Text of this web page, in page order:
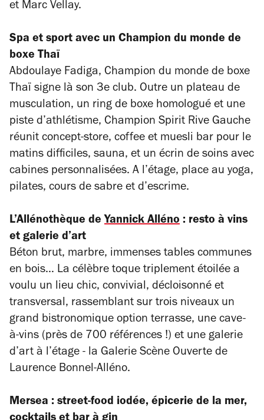
et Marc Vellay.
Spa et sport avec un Champion du monde de
boxe Thaï
Abdoulaye Fadiga, Champion du monde de boxe
Thaï signe là son 3e club. Outre un plateau de
musculation, un ring de boxe homologué et une
piste d’athlétisme, Champion Spirit Rive Gauche
réunit concept-store, coffee et muesli bar pour le
matins difficiles, sauna, et un écrin de soins avec
cabines personnalisées. A l’étage, place au yoga,
pilates, cours de sabre et d’escrime.
L’Allénothèque de Yannick Alléno : resto à vins
et galerie d’art
Béton brut, marbre, immenses tables communes
en bois… La célèbre toque triplement étoilée a
voulu un lieu chic, convivial, décloisonné et
transversal, rassemblant sur trois niveaux un
grand bistronomique option terrasse, une cave-
à-vins (près de 700 références !) et une galerie
d’art à l’étage - la Galerie Scène Ouverte de
Laurence Bonnel-Alléno.
Mersea : street-food iodée, épicerie de la mer,